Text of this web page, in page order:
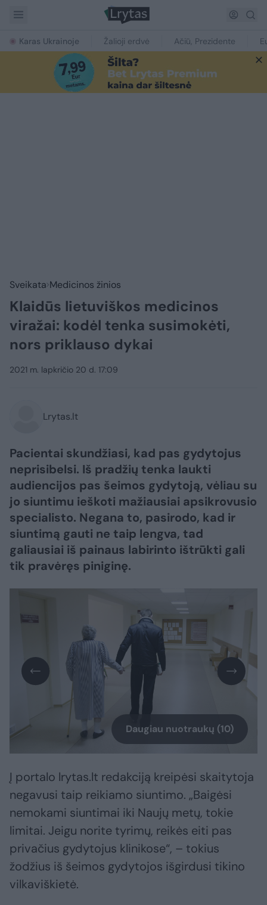
Karas Ukrainoje Žalioji erdvė Ačiū, Prezidente
Sveikata Medicinos žinios
Klaidūs lietuviškos medicinos
viražai: kodėl tenka susimokėti,
nors priklauso dykai
2021 m. lapkričio 20 d. 17:09
Lrytas.lt
Pacientai skundžiasi, kad pas gydytojus
neprisibelsi. Iš pradžių tenka laukti
audiencijos pas šeimos gydytoją, vėliau su
jo siuntimu ieškoti mažiausiai apsikrovusio
specialisto. Negana to, pasirodo, kad ir
siuntimą gauti ne taip lengva, tad
galiausiai iš painaus labirinto ištrūkti gali
tik pravėręs piniginę.
Daugiau nuotraukų (10)
Į portalo lrytas.lt redakciją kreipėsi skaitytoja
negavusi taip reikiamo siuntimo. „Baigėsi
nemokami siuntimai iki Naujų metų, tokie
limitai. Jeigu norite tyrimų, reikės eiti pas
privačius gydytojus klinikose“, – tokius
žodžius iš šeimos gydytojos išgirdusi tikino
vilkaviškietė.